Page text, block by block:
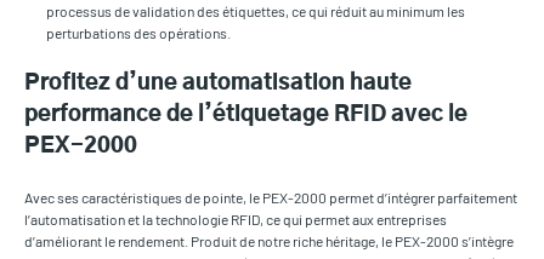
processus de validation des étiquettes, ce qui réduit au minimum les
perturbations des opérations.
Profitez d’une automatisation haute
performance de l’étiquetage RFID avec le
PEX-2000
Avec ses caractéristiques de pointe, le PEX-2000 permet d’intégrer parfaitement
l’automatisation et la technologie RFID, ce qui permet aux entreprises
d’améliorant le rendement. Produit de notre riche héritage, le PEX-2000 s’intègre